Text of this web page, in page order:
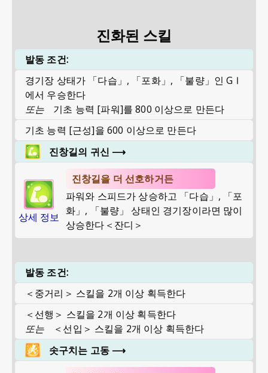
진화된 스킬
발동 조건:
경기장 상태가 「다습」, 「포화」, 「불량」인 GⅠ
에서 우승한다
또는
기초 능력 [파워]를 800 이상으로 만든다
기초 능력 [근성]을 600 이상으로 만든다
진창길의 귀신 ⟶
상세 정보
진창길을 더 선호하거든
파워와 스피드가 상승하고 「다습」, 「포
화」, 「불량」 상태인 경기장이라면 많이
상승한다＜잔디＞
발동 조건:
＜중거리＞ 스킬을 2개 이상 획득한다
＜선행＞ 스킬을 2개 이상 획득한다
또는
＜선입＞ 스킬을 2개 이상 획득한다
솟구치는 고동 ⟶